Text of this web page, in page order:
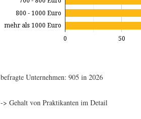
0 50
800 - 1000 Euro
mehr als 1000 Euro
befragte Unternehmen: 905 in 2026
-> Gehalt von Praktikanten im Detail